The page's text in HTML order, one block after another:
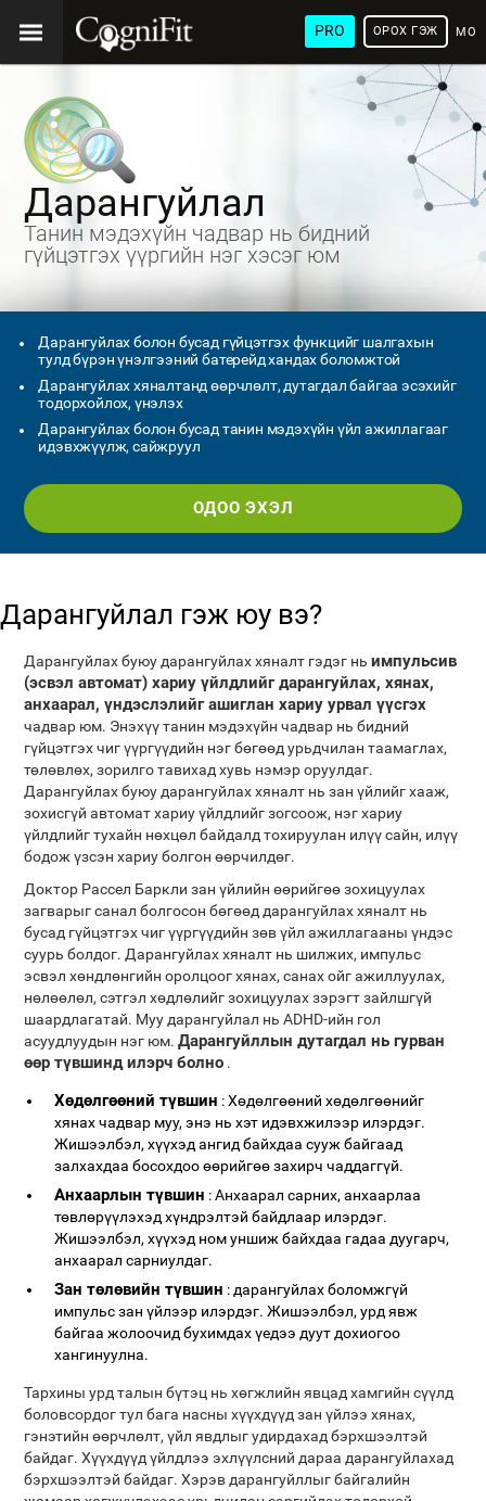
PRO
ХЭЛ
ОРОХ ГЭЖ
Дарангуйлал
Танин мэдэхүйн чадвар нь бидний
гүйцэтгэх үүргийн нэг хэсэг юм
Дарангуйлах болон бусад гүйцэтгэх функцийг шалгахын
тулд бүрэн үнэлгээний батерейд хандах боломжтой
Дарангуйлах хяналтанд өөрчлөлт, дутагдал байгаа эсэхийг
тодорхойлох, үнэлэх
Дарангуйлах болон бусад танин мэдэхүйн үйл ажиллагааг
идэвхжүүлж, сайжруул
ОДОО ЭХЭЛ
Дарангуйлал гэж юу вэ?
Дарангуйлах буюу дарангуйлах хяналт гэдэг ньимпульсив
(эсвэл автомат) хариу үйлдлийг дарангуйлах, хянах,
анхаарал, үндэслэлийг ашиглан хариу урвал үүсгэх
чадвар юм. Энэхүү танин мэдэхүйн чадвар нь бидний
гүйцэтгэх чиг үүргүүдийн нэг бөгөөд урьдчилан таамаглах,
төлөвлөх, зорилго тавихад хувь нэмэр оруулдаг.
Дарангуйлах буюу дарангуйлах хяналт нь зан үйлийг хааж,
зохисгүй автомат хариу үйлдлийг зогсоож, нэг хариу
үйлдлийг тухайн нөхцөл байдалд тохируулан илүү сайн, илүү
бодож үзсэн хариу болгон өөрчилдөг.
Доктор Рассел Баркли зан үйлийн өөрийгөө зохицуулах
загварыг санал болгосон бөгөөд дарангуйлах хяналт нь
бусад гүйцэтгэх чиг үүргүүдийн зөв үйл ажиллагааны үндэс
суурь болдог. Дарангуйлах хяналт нь шилжих, импульс
эсвэл хөндлөнгийн оролцоог хянах, санах ойг ажиллуулах,
нөлөөлөл, сэтгэл хөдлөлийг зохицуулах зэрэгт зайлшгүй
шаардлагатай. Муу дарангуйлал нь ADHD-ийн гол
асуудлуудын нэг юм.Дарангуйллын дутагдал нь гурван
өөр түвшинд илэрч болно .
Хөдөлгөөний түвшин : Хөдөлгөөний хөдөлгөөнийг
хянах чадвар муу, энэ нь хэт идэвхжилээр илэрдэг.
Жишээлбэл, хүүхэд ангид байхдаа сууж байгаад
залхахдаа босохдоо өөрийгөө захирч чаддаггүй.
Анхаарлын түвшин : Анхаарал сарних, анхаарлаа
төвлөрүүлэхэд хүндрэлтэй байдлаар илэрдэг.
Жишээлбэл, хүүхэд ном уншиж байхдаа гадаа дуугарч,
анхаарал сарниулдаг.
Зан төлөвийн түвшин : дарангуйлах боломжгүй
импульс зан үйлээр илэрдэг. Жишээлбэл, урд явж
байгаа жолоочид бухимдах үедээ дуут дохиогоо
хангинуулна.
Тархины урд талын бүтэц нь хөгжлийн явцад хамгийн сүүлд
боловсордог тул бага насны хүүхдүүд зан үйлээ хянах,
гэнэтийн өөрчлөлт, үйл явдлыг удирдахад бэрхшээлтэй
байдаг. Хүүхдүүд үйлдлээ эхлүүлсний дараа дарангуйлахад
бэрхшээлтэй байдаг. Хэрэв дарангуйллыг байгалийн